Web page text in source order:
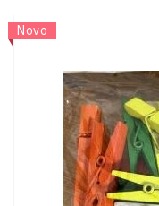
Novo